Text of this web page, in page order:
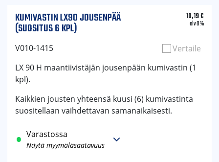
KUMIVASTIN LX90 JOUSENPÄÄ
(SUOSITUS 6 KPL)
10,19€
alv 0%
V010-1415
Vertaile
LX 90 H maantiivistäjän jousenpään kumivastin (1
kpl).
Kaikkien jousten yhteensä kuusi (6) kumivastinta
suositellaan vaihdettavan samanaikaisesti.
Varastossa
Näytä myymäläsaatavuus